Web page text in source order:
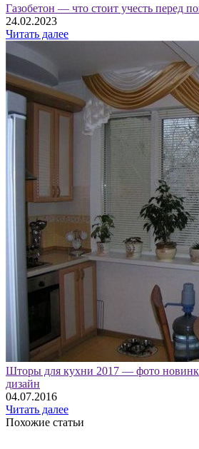
Газобетон — что стоит учесть перед
24.02.2023
Читать далее
Шторы для кухни 2017 — фото
дизайн
04.07.2016
Читать далее
Похожие статьи